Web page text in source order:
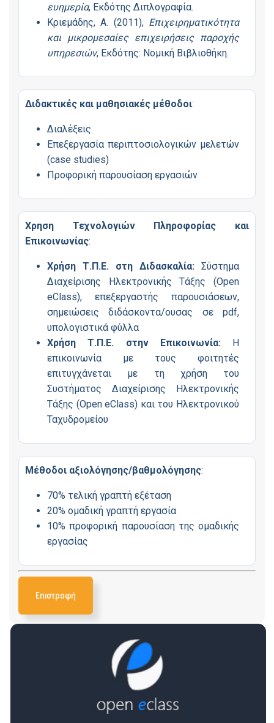
ευημερία, Εκδότης Διπλογραφία.
Κριεμάδης, Α. (2011), Επιχειρηματικότητα
και μικρομεσαίες επιχειρήσεις παροχής
υπηρεσιών, Εκδότης: Νομική Βιβλιοθήκη.
Διδακτικές και μαθησιακές μέθοδοι:
Διαλέξεις
Επεξεργασία περιπτοσιολογικών μελετών
(case studies)
Προφορική παρουσίαση εργασιών
Χρηση Τεχνολογιών Πληροφορίας και
Επικοινωνίας:
Χρήση Τ.Π.Ε. στη Διδασκαλία: Σύστημα
Διαχείρισης Ηλεκτρονικής Τάξης (Open
eClass), επεξεργαστής παρουσιάσεων,
σημειώσεις διδάσκοντα/ουσας σε pdf,
υπολογιστικά φύλλα
Χρήση Τ.Π.Ε. στην Επικοινωνία:Η
επικοινωνία με τους φοιτητές
επιτυγχάνεται με τη χρήση του
Συστήματος Διαχείρισης Ηλεκτρονικής
Τάξης (Open eClass) και του Ηλεκτρονικού
Ταχυδρομείου
Μέθοδοι αξιολόγησης/βαθμολόγησης:
70% τελική γραπτή εξέταση
20% ομαδική γραπτή εργασία
10% προφορική παρουσίαση της ομαδικής
εργασίας
Επιστροφή